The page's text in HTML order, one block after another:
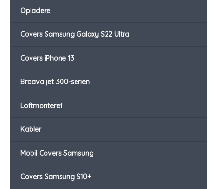
Opladere
Covers Samsung Galaxy S22 Ultra
Covers iPhone 13
Braava jet 300-serien
Loftmonteret
Kabler
Mobil Covers Samsung
Covers Samsung S10+